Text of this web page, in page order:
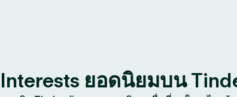
Interests ยอดนิยมบน